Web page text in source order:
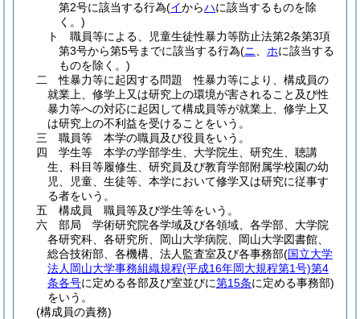
第2号に該当する行為(イからハに該当するものを除
く。)
ト
職員等による、児童生徒性暴力等防止法第2条第3項
第3号から第5号までに該当する行為(ニ ホに該当する
ものを除く。)
二
性暴力等に起因する問題 性暴力等により、構成員の
就業上、修学上又は研究上の環境が害されること及び性
暴力等への対応に起因して構成員等が就業上、修学上又
は研究上の不利益を受けることをいう。
三
職員等 本学の職員及び役員をいう。
四
学生等 本学の学部学生、大学院生、研究生、聴講
生、科目等履修生、研究員及び教育学部附属学校園の幼
児、児童、生徒等、本学において修学又は研究に従事す
る者をいう。
五
構成員 職員等及び学生等をいう。
六
部局 学術研究院各学域及び各領域、各学部、大学院
各研究科、各研究所、岡山大学病院、岡山大学図書館、
総合技術部、各機構、法人監査室及び各事務部(国立大学
法人岡山大学事務組織規程(平成16年岡大規程第1号)第4
条各号に定める各部及び室並びに第15条に定める事務部)
をいう。
(構成員の責務)